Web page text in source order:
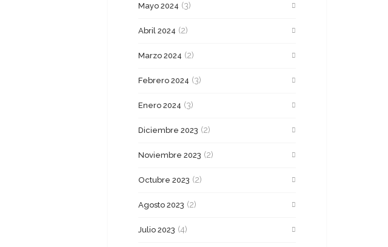
Mayo 2024 (3)
Abril 2024 (2)
Marzo 2024 (2)
Febrero 2024 (3)
Enero 2024 (3)
Diciembre 2023 (2)
Noviembre 2023 (2)
Octubre 2023 (2)
Agosto 2023 (2)
Julio 2023 (4)